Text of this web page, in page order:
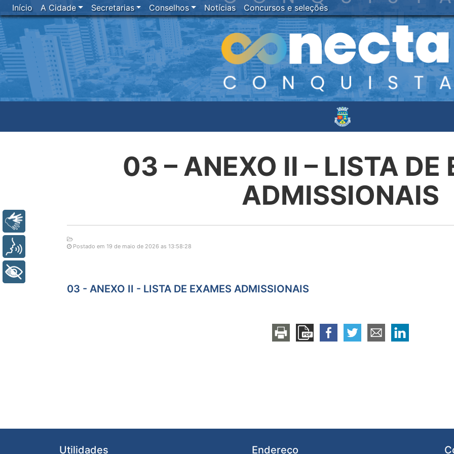
Início A Cidade Secretarias Conselhos Notícias Concursos e seleções
03 – ANEXO II – LISTA DE
ADMISSIONAIS
Postado em 19 de maio de 2026 as 13:58:28
03 - ANEXO II - LISTA DE EXAMES ADMISSIONAIS
Utilidades Endereço